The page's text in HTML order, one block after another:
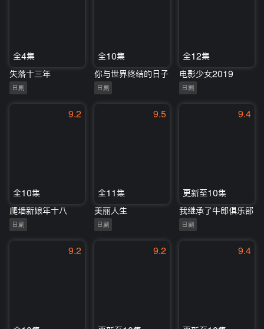
全4集
失落十三年
日剧
全10集
你与世界终结的日子
日剧
全12集
电影少女2019
日剧
9.2
全10集
爬墙新娘年十八
日剧
9.5
全11集
美丽人生
日剧
9.4
更新至10集
我继承了牛郎俱乐部
日剧
9.2 9.2 9.4